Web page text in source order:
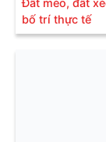
bố trí thực tế